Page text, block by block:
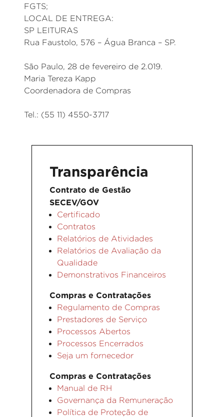
FGTS;
LOCAL DE ENTREGA:
SP LEITURAS
Rua Faustolo, 576 – Água Branca – SP.
São Paulo, 28 de fevereiro de 2.019.
Maria Tereza Kapp
Coordenadora de Compras
Tel.: (55 11) 4550-3717
Transparência
Contrato de Gestão
SECEV/GOV
Certificado
Contratos
Relatórios de Atividades
Relatórios de Avaliação da
Qualidade
Demonstrativos Financeiros
Compras e Contratações
Regulamento de Compras
Prestadores de Serviço
Processos Abertos
Processos Encerrados
Seja um fornecedor
Compras e Contratações
Manual de RH
Governança da Remuneração
Política de Proteção de